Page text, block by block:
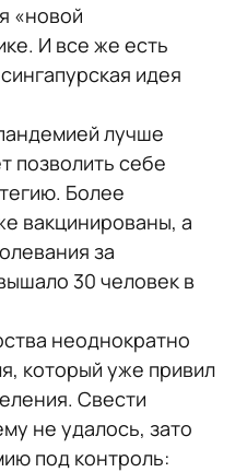
«новой
И все же есть
идея
лучше
позволить себе
Более
вакцинированы, а
за
30 человек в
неоднократно
который уже привил
Свести
не удалось, зато
под контроль: